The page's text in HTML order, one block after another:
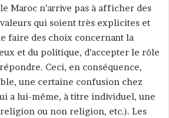
le Maroc n’arrive pas à afficher des
qui soient très explicites et
faire des choix concernant la
et du politique, d’accepter le rôle
Ceci, en conséquence,
une certaine confusion chez
a lui-même, à titre individuel, une
ou non religion, etc.). Les